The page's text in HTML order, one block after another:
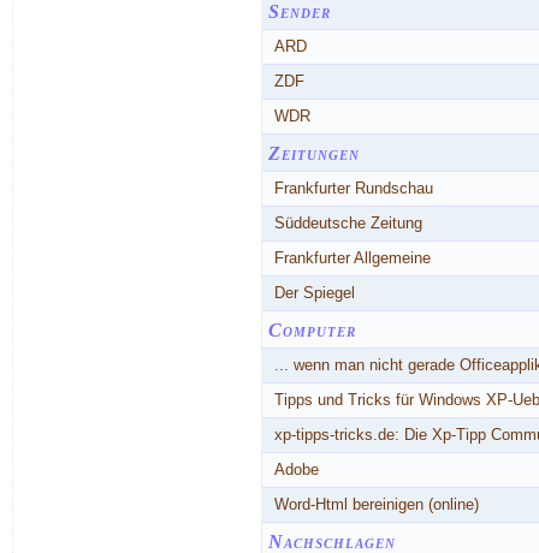
Sender
ARD
ZDF
WDR
Zeitungen
Frankfurter Rundschau
Süddeutsche Zeitung
Frankfurter Allgemeine
Der Spiegel
Computer
... wenn man nicht gerade
Tipps und Tricks für Windows XP-
xp-tipps-tricks.de: Die Xp-Tipp
Adobe
Word-Html bereinigen (online)
Nachschlagen